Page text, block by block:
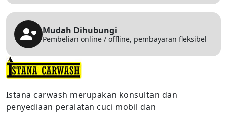
Mudah Dihubungi
Pembelian online / offline, pembayaran fleksibel
Istana carwash merupakan konsultan dan
penyediaan peralatan cuci mobil dan